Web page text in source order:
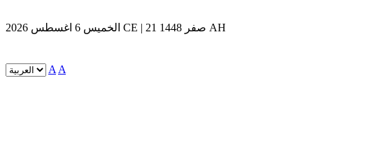
الخميس 6 اغسطس 2026 CE | 21 صفر 1448 AH
A A